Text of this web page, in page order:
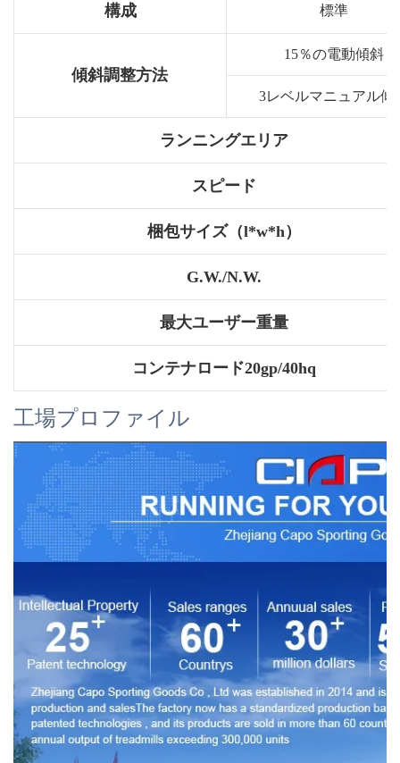
構成 標準
傾斜調整方法
15％の電動傾斜
3レベルマニュアル傾
ランニングエリア
スピード
梱包サイズ（l*w*h）
G.W./N.W.
最大ユーザー重量
コンテナロード20gp/40hq
工場プロファイル